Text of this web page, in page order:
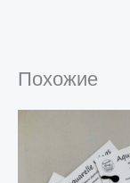
Похожие